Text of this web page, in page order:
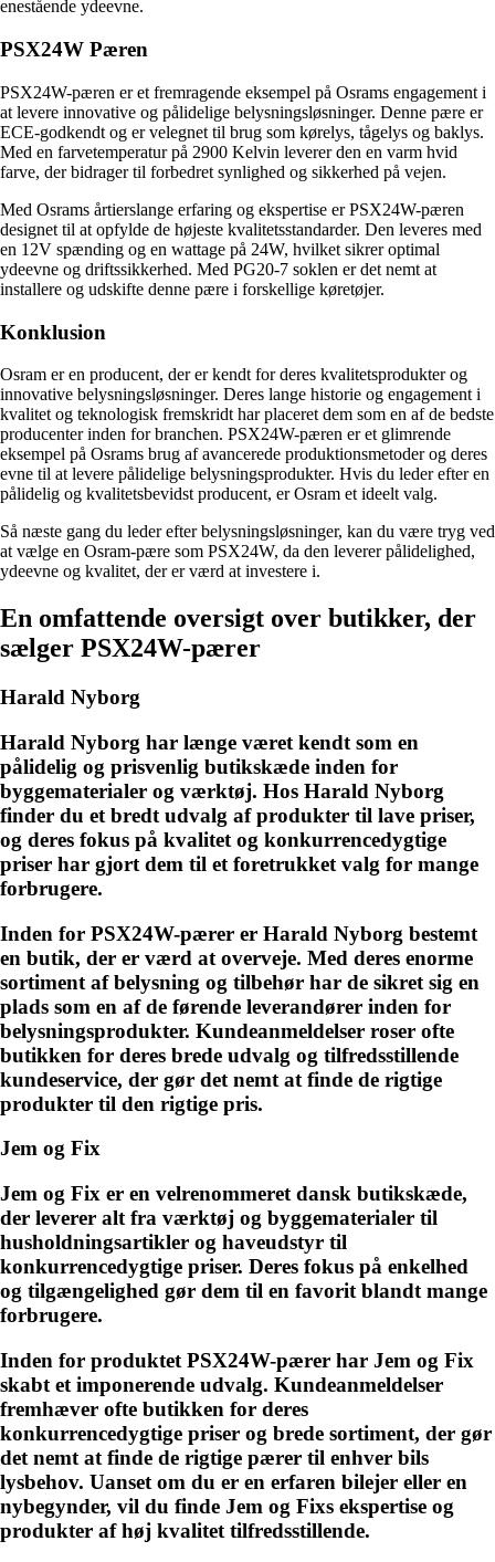
enestående ydeevne.
PSX24W Pæren
PSX24W-pæren er et fremragende eksempel på Osrams engagement i
at levere innovative og pålidelige belysningsløsninger. Denne pære er
ECE-godkendt og er velegnet til brug som kørelys, tågelys og baklys.
Med en farvetemperatur på 2900 Kelvin leverer den en varm hvid
farve, der bidrager til forbedret synlighed og sikkerhed på vejen.
Med Osrams årtierslange erfaring og ekspertise er PSX24W-pæren
designet til at opfylde de højeste kvalitetsstandarder. Den leveres med
en 12V spænding og en wattage på 24W, hvilket sikrer optimal
ydeevne og driftssikkerhed. Med PG20-7 soklen er det nemt at
installere og udskifte denne pære i forskellige køretøjer.
Konklusion
Osram er en producent, der er kendt for deres kvalitetsprodukter og
innovative belysningsløsninger. Deres lange historie og engagement i
kvalitet og teknologisk fremskridt har placeret dem som en af de bedste
producenter inden for branchen. PSX24W-pæren er et glimrende
eksempel på Osrams brug af avancerede produktionsmetoder og deres
evne til at levere pålidelige belysningsprodukter. Hvis du leder efter en
pålidelig og kvalitetsbevidst producent, er Osram et ideelt valg.
Så næste gang du leder efter belysningsløsninger, kan du være tryg ved
at vælge en Osram-pære som PSX24W, da den leverer pålidelighed,
ydeevne og kvalitet, der er værd at investere i.
En omfattende oversigt over butikker, der
sælger PSX24W-pærer
Harald Nyborg
Harald Nyborg har længe været kendt som en
pålidelig og prisvenlig butikskæde inden for
byggematerialer og værktøj. Hos Harald Nyborg
finder du et bredt udvalg af produkter til lave priser,
og deres fokus på kvalitet og konkurrencedygtige
priser har gjort dem til et foretrukket valg for mange
forbrugere.
Inden for PSX24W-pærer er Harald Nyborg bestemt
en butik, der er værd at overveje. Med deres enorme
sortiment af belysning og tilbehør har de sikret sig en
plads som en af de førende leverandører inden for
belysningsprodukter. Kundeanmeldelser roser ofte
butikken for deres brede udvalg og tilfredsstillende
kundeservice, der gør det nemt at finde de rigtige
produkter til den rigtige pris.
Jem og Fix
Jem og Fix er en velrenommeret dansk butikskæde,
der leverer alt fra værktøj og byggematerialer til
husholdningsartikler og haveudstyr til
konkurrencedygtige priser. Deres fokus på enkelhed
og tilgængelighed gør dem til en favorit blandt mange
forbrugere.
Inden for produktet PSX24W-pærer har Jem og Fix
skabt et imponerende udvalg. Kundeanmeldelser
fremhæver ofte butikken for deres
konkurrencedygtige priser og brede sortiment, der gør
det nemt at finde de rigtige pærer til enhver bils
lysbehov. Uanset om du er en erfaren bilejer eller en
nybegynder, vil du finde Jem og Fixs ekspertise og
produkter af høj kvalitet tilfredsstillende.